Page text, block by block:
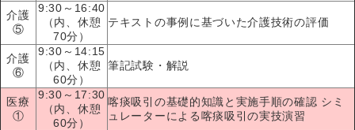
介護
⑤
9:30～16:40
（内、休憩
70分）
テキストの事例に基づいた介護技術の評価
介護
⑥
9:30～14:15
（内、休憩
60分）
筆記試験・解説
医療
①
9:30～17:30
（内、休憩
60分）
喀痰吸引の基礎的知識と実施手順の確認 シミ
ュレーターによる喀痰吸引の実技演習